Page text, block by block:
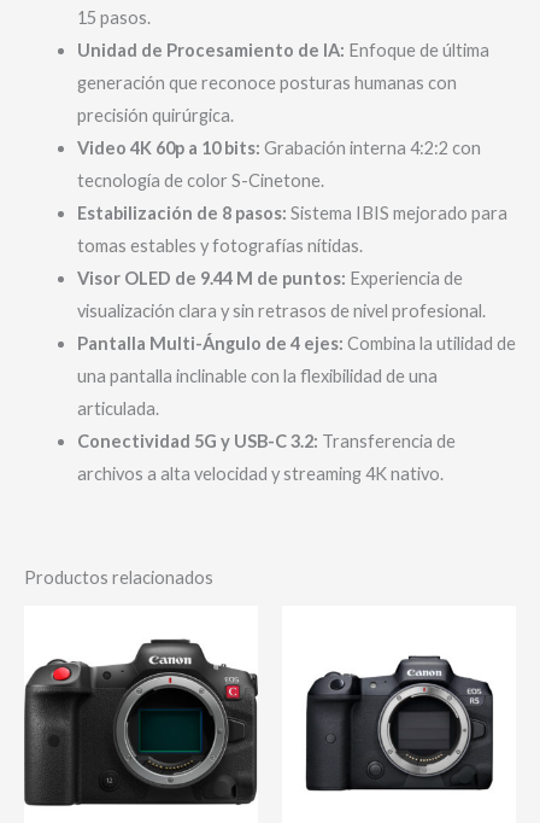
15 pasos.
Unidad de Procesamiento de IA: Enfoque de última
generación que reconoce posturas humanas con
precisión quirúrgica.
Video 4K 60p a 10 bits: Grabación interna 4:2:2 con
tecnología de color S-Cinetone.
Estabilización de 8 pasos: Sistema IBIS mejorado para
tomas estables y fotografías nítidas.
Visor OLED de 9.44 M de puntos: Experiencia de
visualización clara y sin retrasos de nivel profesional.
Pantalla Multi-Ángulo de 4 ejes: Combina la utilidad de
una pantalla inclinable con la flexibilidad de una
articulada.
Conectividad 5G y USB-C 3.2: Transferencia de
archivos a alta velocidad y streaming 4K nativo.
Productos relacionados